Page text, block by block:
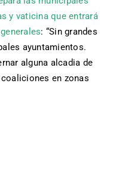
y vaticina que entrará
: “Sin grandes
ayuntamientos.
alguna alcadia de
en zonas